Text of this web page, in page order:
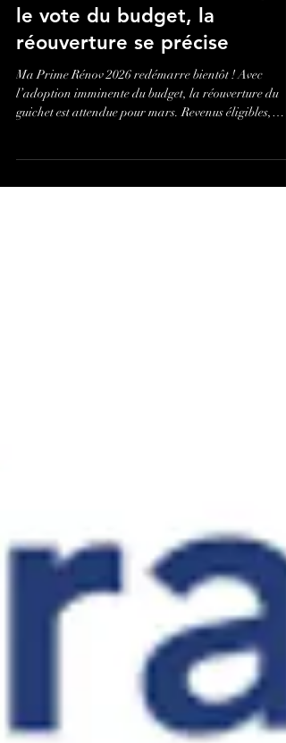
Ma Prime Rénov' 2026 :
le vote du budget, la
réouverture se précise
Ma Prime Rénov 2026 redémarre bientôt ! Avec
guichet est attendue pour mars. Revenus éligibles,